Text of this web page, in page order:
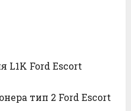
L1K Ford Escort
тип 2 Ford Escort